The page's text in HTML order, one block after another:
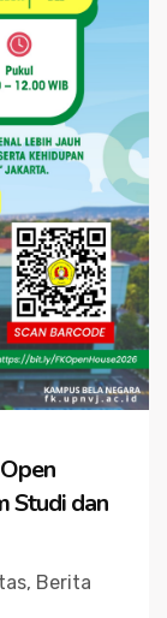
Studi dan
, Berita